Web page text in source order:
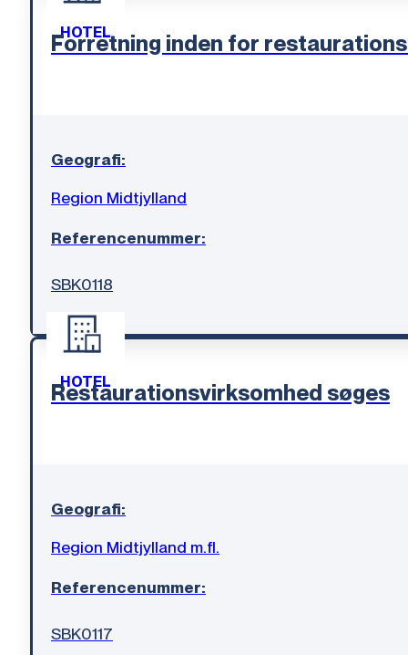
HOTEL
Forretning inden for
Geografi:
Region Midtjylland
Referencenummer:
SBK0118
HOTEL
Restaurationsvirksomhed søges
Geografi:
Region Midtjylland m.fl.
Referencenummer:
SBK0117